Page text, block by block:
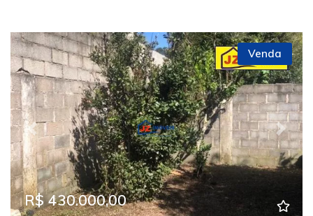
Previous Next
Venda
R$ 430.000,00